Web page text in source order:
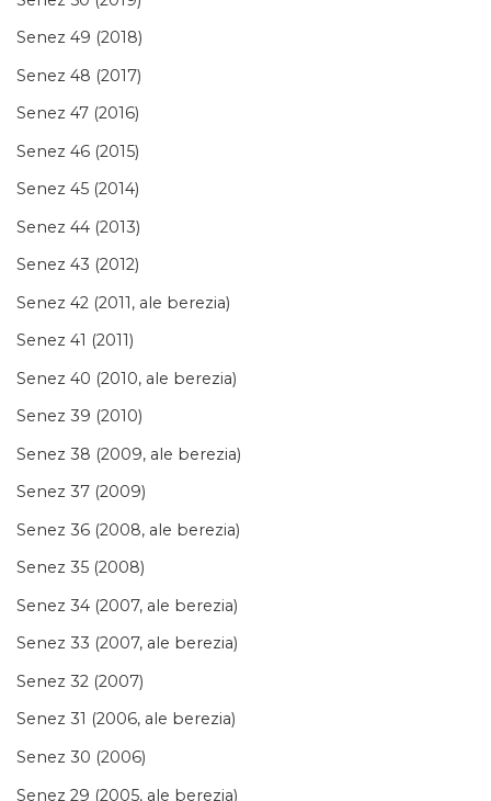
Senez 49 (2018)
Senez 48 (2017)
Senez 47 (2016)
Senez 46 (2015)
Senez 45 (2014)
Senez 44 (2013)
Senez 43 (2012)
Senez 42 (2011, ale berezia)
Senez 41 (2011)
Senez 40 (2010, ale berezia)
Senez 39 (2010)
Senez 38 (2009, ale berezia)
Senez 37 (2009)
Senez 36 (2008, ale berezia)
Senez 35 (2008)
Senez 34 (2007, ale berezia)
Senez 33 (2007, ale berezia)
Senez 32 (2007)
Senez 31 (2006, ale berezia)
Senez 30 (2006)
Senez 29 (2005, ale berezia)